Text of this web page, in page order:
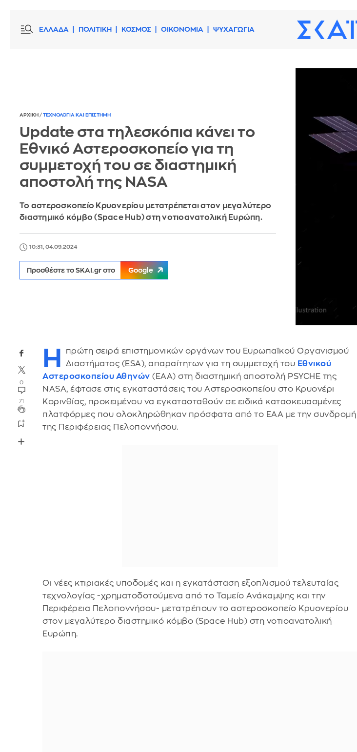
ΕΛΛΑΔΑ ΠΟΛΙΤΙΚΗ ΚΟΣΜΟΣ ΟΙΚΟΝΟΜΙΑ ΨΥΧΑΓΩΓΙΑ
ΑΡΧΙΚΗ / ΤΕΧΝΟΛΟΓΙΑ ΚΑΙ ΕΠΙΣΤΗΜΗ
Update στα τηλεσκόπια κάνει το
Εθνικό Αστεροσκοπείο για τη
συμμετοχή του σε διαστημική
αποστολή της NASA
Το αστεροσκοπείο Κρυονερίου μετατρέπεται στον μεγαλύτερο
διαστημικό κόμβο (Space Hub) στη νοτιοανατολική Ευρώπη.
10:31, 04.09.2024
Προσθέστε το SKAI.gr στο Google
0
71
Η
πρώτη σειρά επιστημονικών οργάνων του Ευρωπαϊκού Οργανισμού
Διαστήματος (ESA), απαραίτητων για τη συμμετοχή του Εθνικού
Αστεροσκοπείου Αθηνών (ΕΑΑ) στη διαστημική αποστολή PSYCHE της
NASA, έφτασε στις εγκαταστάσεις του Αστεροσκοπείου στο Κρυονέρι
Κορινθίας, προκειμένου να εγκατασταθούν σε ειδικά κατασκευασμένες
πλατφόρμες που ολοκληρώθηκαν πρόσφατα από το ΕΑΑ με την συνδρομή
της Περιφέρειας Πελοποννήσου.
Οι νέες κτιριακές υποδομές και η εγκατάσταση εξοπλισμού τελευταίας
τεχνολογίας -χρηματοδοτούμενα από το Ταμείο Ανάκαμψης και την
Περιφέρεια Πελοποννήσου- μετατρέπουν το αστεροσκοπείο Κρυονερίου
στον μεγαλύτερο διαστημικό κόμβο (Space Hub) στη νοτιοανατολική
Ευρώπη.